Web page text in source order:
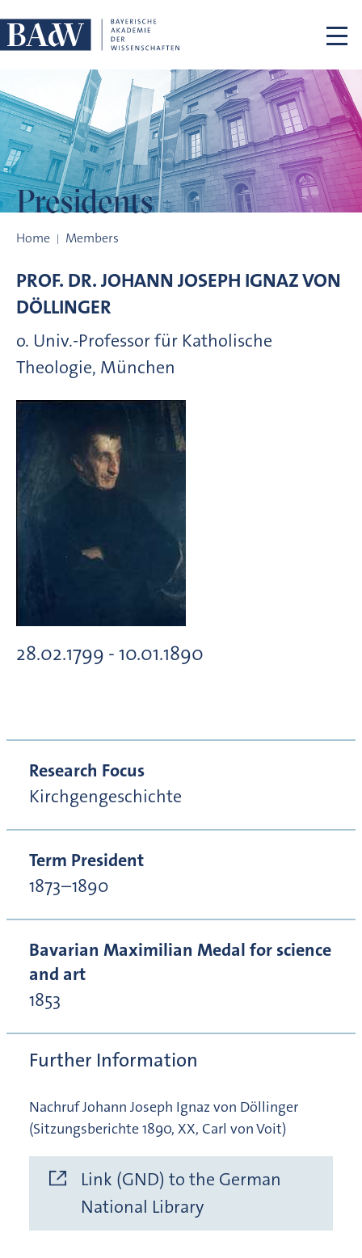
Presidents
Home Members
PROF. DR.JOHANN JOSEPH IGNAZ VON
DÖLLINGER
o. Univ.-Professor für Katholische
Theologie, München
28.02.1799 - 10.01.1890
Research Focus
Kirchgengeschichte
Term President
1873–1890
Bavarian Maximilian Medal for science
and art
1853
Further Information
Nachruf Johann Joseph Ignaz von Döllinger
(Sitzungsberichte 1890, XX, Carl von Voit)
Link (GND) to the German
National Library